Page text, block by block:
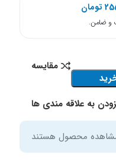
تومان
مقایسه
به علاقه مندی ها
محصول هستند